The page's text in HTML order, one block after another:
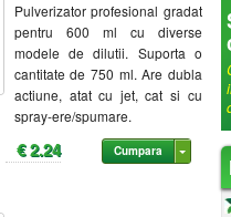
Pulverizator profesional gradat
pentru 600 ml cu diverse
modele de dilutii. Suporta o
cantitate de 750 ml. Are dubla
actiune, atat cu jet, cat si cu
spray-ere/spumare.
€ 2.24 Cumpara